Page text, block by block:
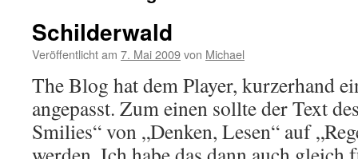
Schilderwald
Veröffentlicht am 7. Mai 2009von Michael
The Blog hat dem Player, kurzerhand
angepasst. Zum einen sollte der Text
Smilies“ von „Denken, Lesen“ auf